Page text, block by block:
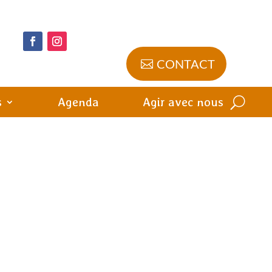
CONTACT
Agenda Agir avec nous